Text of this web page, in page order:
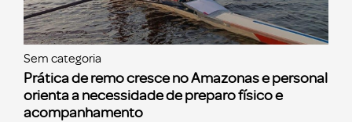
Sem categoria
Prática de remo cresce no Amazonas e personal
orienta a necessidade de preparo físico e
acompanhamento